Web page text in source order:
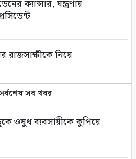
ক্যান্সার, যন্ত্রণায়
রাজসাক্ষীকে নিয়ে
পাকিস্তান
দায়িত্বশীল হওয়ার
সব খবর
ওষুধ ব্যবসায়ীকে কুপিয়ে